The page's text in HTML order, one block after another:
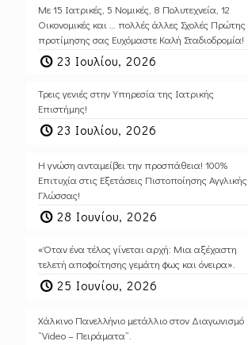
Με 15 Ιατρικές, 5 Νομικές, 8 Πολυτεχνεία, 12
Οικονομικές και … πολλές άλλες Σχολές Πρώτης
προτίμησης σας Ευχόμαστε Καλή Σταδιοδρομία!
23 Ιουλίου, 2026
Τρεις γενιές στην Υπηρεσία της Ιατρικής
Επιστήμης!
23 Ιουλίου, 2026
Η γνώση ανταμείβει την προσπάθεια! 100%
Επιτυχία στις Εξετάσεις Πιστοποίησης Αγγλικής
Γλώσσας!
28 Ιουνίου, 2026
«Όταν ένα τέλος γίνεται αρχή: Μια αξέχαστη
τελετή αποφοίτησης γεμάτη φως και όνειρα».
25 Ιουνίου, 2026
Χάλκινο Πανελλήνιο μετάλλιο στον Διαγωνισμό
“Video – Πειράματα”.